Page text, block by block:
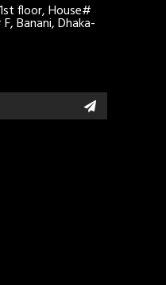
floor, House#
Banani, Dhaka-